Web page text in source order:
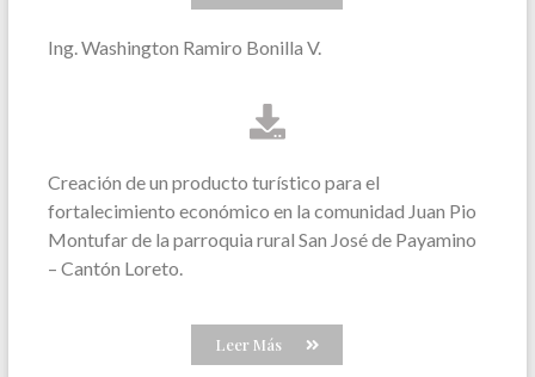
Ing. Washington Ramiro Bonilla V.
Creación de un producto turístico para el
fortalecimiento económico en la comunidad Juan Pio
Montufar de la parroquia rural San José de Payamino
– Cantón Loreto.
Leer Más